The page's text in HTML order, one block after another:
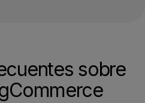
sobre